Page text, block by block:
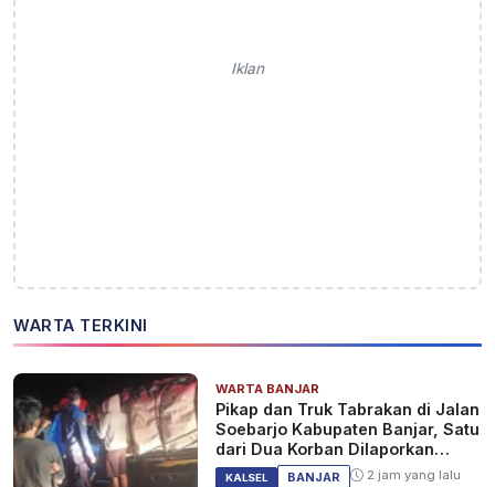
Iklan
WARTA TERKINI
WARTA BANJAR
Pikap dan Truk Tabrakan di Jalan
Soebarjo Kabupaten Banjar, Satu
dari Dua Korban Dilaporkan
Tewas
KALSEL BANJAR 2 jam yang lalu